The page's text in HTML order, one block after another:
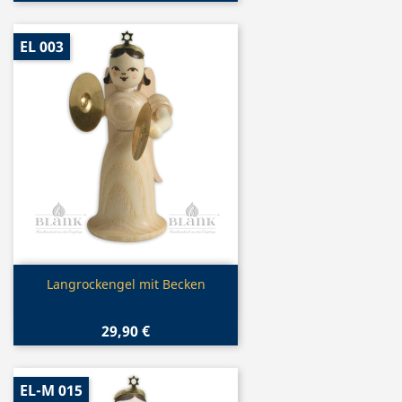
Vorschau
Langrockengel mit Becken
29,90 €
EL 003
EL-M 015